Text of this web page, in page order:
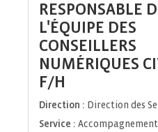
RESPONSABLE
L'ÉQUIPE DES
CONSEILLERS
NUMÉRIQUES
F/H
fenêtre)
Direction : Direction des
Service :